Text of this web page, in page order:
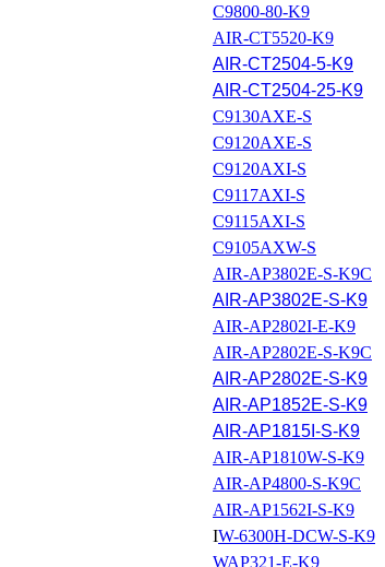
C9800-80-K9
AIR-CT5520-K9
AIR-CT2504-5-K9
AIR-CT2504-25-K9
C9130AXE-S
C9120AXE-S
C9120AXI-S
C9117AXI-S
C9115AXI-S
C9105AXW-S
AIR-AP3802E-S-K9C
AIR-AP3802E-S-K9
AIR-AP2802I-E-K9
AIR-AP2802E-S-K9C
AIR-AP2802E-S-K9
AIR-AP1852E-S-K9
AIR-AP1815I-S-K9
AIR-AP1810W-S-K9
AIR-AP4800-S-K9C
AIR-AP1562I-S-K9
IW-6300H-DCW-S-K9
WAP321-E-K9